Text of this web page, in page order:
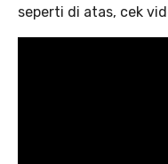
seperti di atas, cek